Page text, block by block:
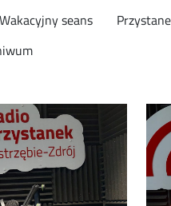
Wakacyjny seans